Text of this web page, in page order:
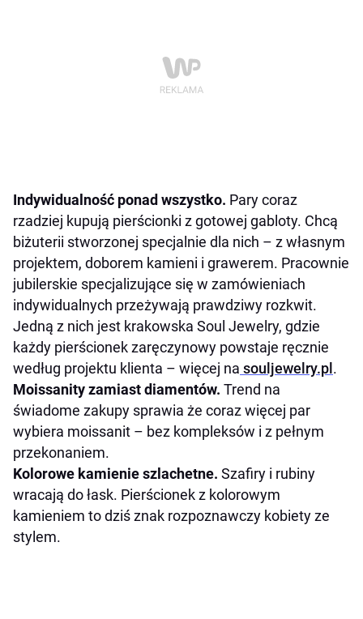
Indywidualność ponad wszystko. Pary coraz
rzadziej kupują pierścionki z gotowej gabloty. Chcą
biżuterii stworzonej specjalnie dla nich – z własnym
projektem, doborem kamieni i grawerem. Pracownie
jubilerskie specjalizujące się w zamówieniach
indywidualnych przeżywają prawdziwy rozkwit.
Jedną z nich jest krakowska Soul Jewelry, gdzie
każdy pierścionek zaręczynowy powstaje ręcznie
według projektu klienta – więcej na souljewelry.pl .
Moissanity zamiast diamentów. Trend na
świadome zakupy sprawia że coraz więcej par
wybiera moissanit – bez kompleksów i z pełnym
przekonaniem.
Kolorowe kamienie szlachetne. Szafiry i rubiny
wracają do łask. Pierścionek z kolorowym
kamieniem to dziś znak rozpoznawczy kobiety ze
stylem.